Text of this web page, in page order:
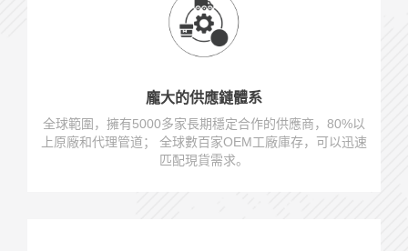
龐大的供應鏈體系
全球範圍，擁有5000多家長期穩定合作的供應商，80%以
上原廠和代理管道； 全球數百家OEM工廠庫存，可以迅速
匹配現貨需求。